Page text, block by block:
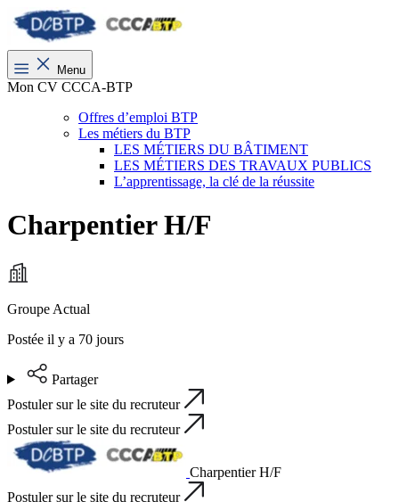
Menu
Mon CV CCCA-BTP
Offres d’emploi BTP
Les métiers du BTP
LES MÉTIERS DU BÂTIMENT
LES MÉTIERS DES TRAVAUX PUBLICS
L’apprentissage, la clé de la réussite
Charpentier H/F
Groupe Actual
Postée il y a 70 jours
Partager
Postuler sur le site du recruteur
Postuler sur le site du recruteur
Charpentier H/F
Postuler sur le site du recruteur